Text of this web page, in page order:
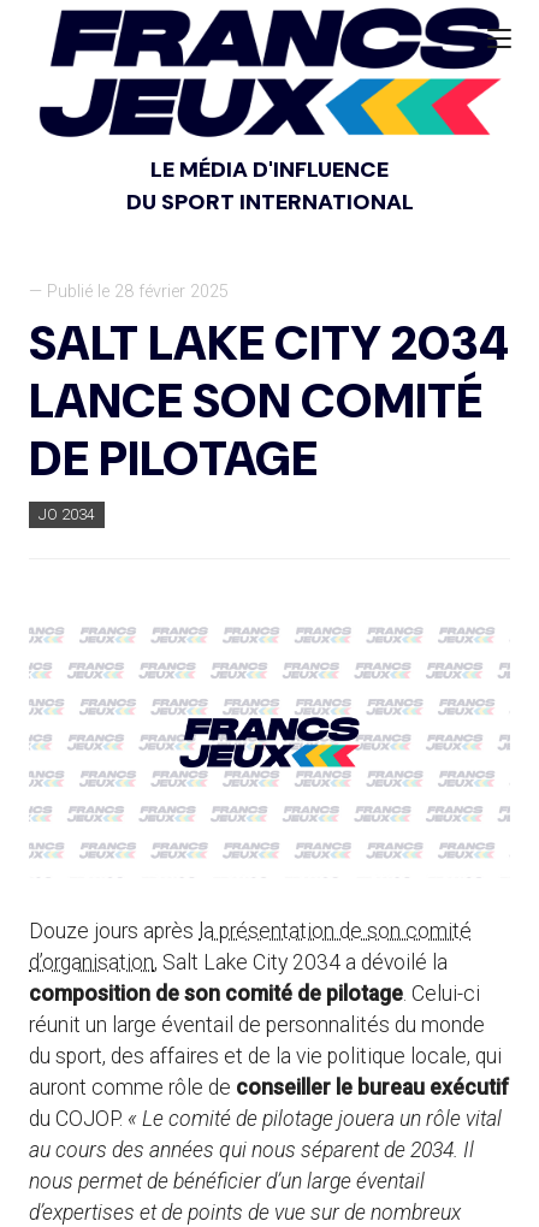
LE MÉDIA D'INFLUENCE
DU SPORT INTERNATIONAL
— Publié le 28 février 2025
SALT LAKE CITY 2034
LANCE SON COMITÉ
DE PILOTAGE
JO 2034
Douze jours après la présentation de son comité
d’organisation, Salt Lake City 2034 a dévoilé la
composition de son comité de pilotage. Celui-ci
réunit un large éventail de personnalités du monde
du sport, des affaires et de la vie politique locale, qui
auront comme rôle de conseiller le bureau exécutif
du COJOP. « Le comité de pilotage jouera un rôle vital
au cours des années qui nous séparent de 2034. Il
nous permet de bénéficier d’un large éventail
d’expertises et de points de vue sur de nombreux